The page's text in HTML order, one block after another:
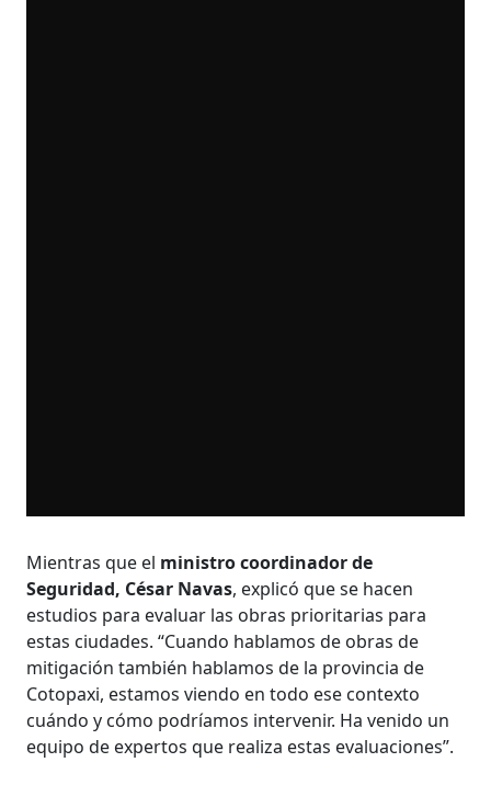
Mientras que el ministro coordinador de
Seguridad, César Navas, explicó que se hacen
estudios para evaluar las obras prioritarias para
estas ciudades. “Cuando hablamos de obras de
mitigación también hablamos de la provincia de
Cotopaxi, estamos viendo en todo ese contexto
cuándo y cómo podríamos intervenir. Ha venido un
equipo de expertos que realiza estas evaluaciones”.